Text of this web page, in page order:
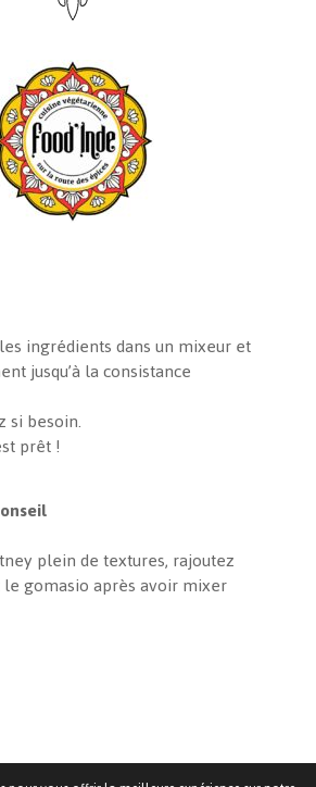
ingrédients dans un mixeur et
jusqu’à la consistance
si besoin.
prêt !
plein de textures, rajoutez
le gomasio après avoir mixer